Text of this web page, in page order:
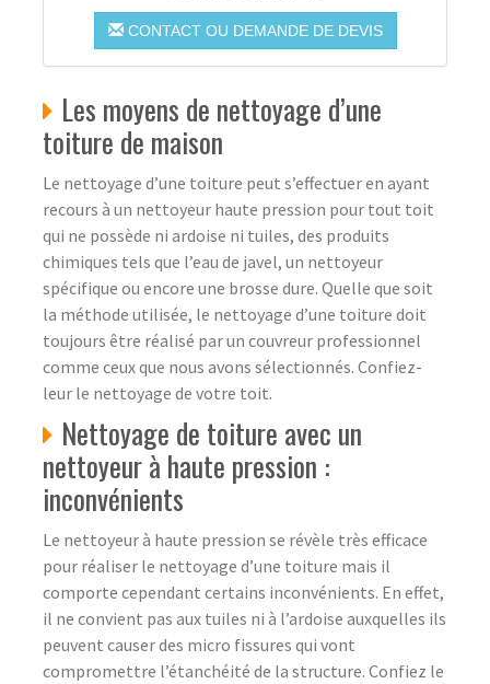
CONTACT OU DEMANDE DE DEVIS
Les moyens de nettoyage d’une
toiture de maison
Le nettoyage d’une toiture peut s’effectuer en ayant
recours à un nettoyeur haute pression pour tout toit
qui ne possède ni ardoise ni tuiles, des produits
chimiques tels que l’eau de javel, un nettoyeur
spécifique ou encore une brosse dure. Quelle que soit
la méthode utilisée, le nettoyage d’une toiture doit
toujours être réalisé par un couvreur professionnel
comme ceux que nous avons sélectionnés. Confiez-
leur le nettoyage de votre toit.
Nettoyage de toiture avec un
nettoyeur à haute pression :
inconvénients
Le nettoyeur à haute pression se révèle très efficace
pour réaliser le nettoyage d’une toiture mais il
comporte cependant certains inconvénients. En effet,
il ne convient pas aux tuiles ni à l’ardoise auxquelles ils
peuvent causer des micro fissures qui vont
compromettre l’étanchéité de la structure. Confiez le